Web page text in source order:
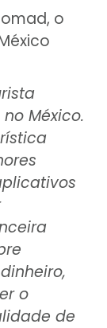
o
México.
o
de